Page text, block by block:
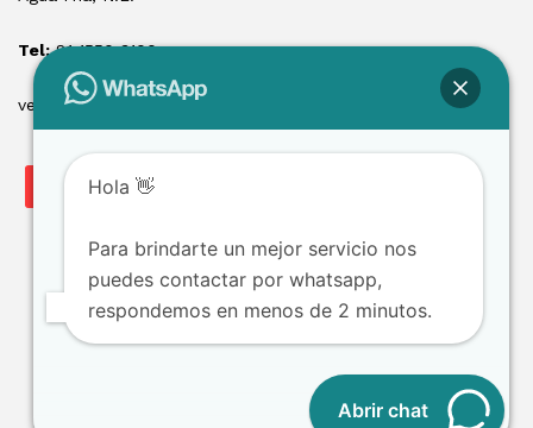
Tel:81 1550 3100
ventas@losmontacargas.mx
Copyright © 2025 Los Montacargas RTE
Hola 👋
Para brindarte un mejor servicio nos
puedes contactar por whatsapp,
respondemos en menos de 2 minutos.
Abrir chat